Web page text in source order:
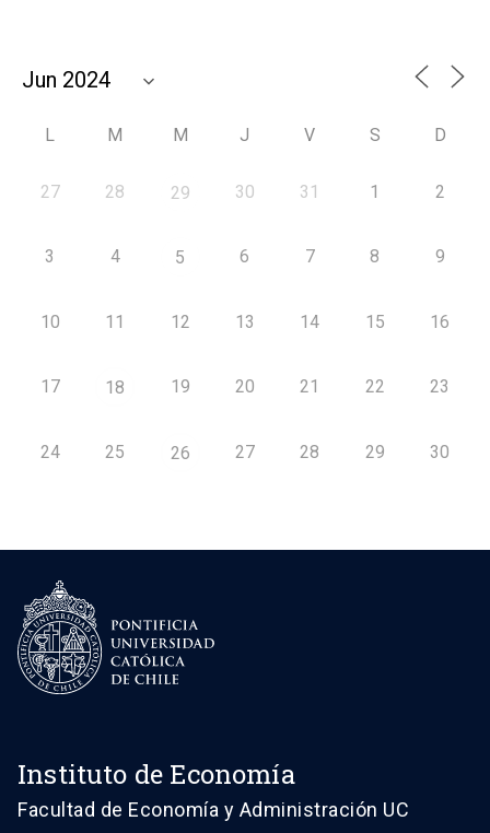
L M M J V S D
27 28 29 30 31 1 2
3 4 5 6 7 8 9
10 11 12 13 14 15 16
17 18 19 20 21 22 23
24 25 26 27 28 29 30
Instituto de Economía
Facultad de Economía y Administración UC